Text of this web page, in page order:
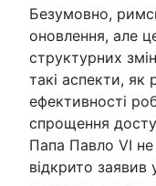
Безумовно,
оновлення, але
структурних
такі аспекти, як
ефективності
спрощення
Папа Павло VI
відкрито